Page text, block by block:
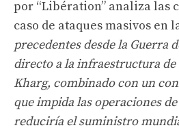
por “Libération” analiza las
caso de ataques masivos en
precedentes desde la Guerra
directo a la infraestructura de
Kharg, combinado con un
que impida las operaciones
reduciría el suministro